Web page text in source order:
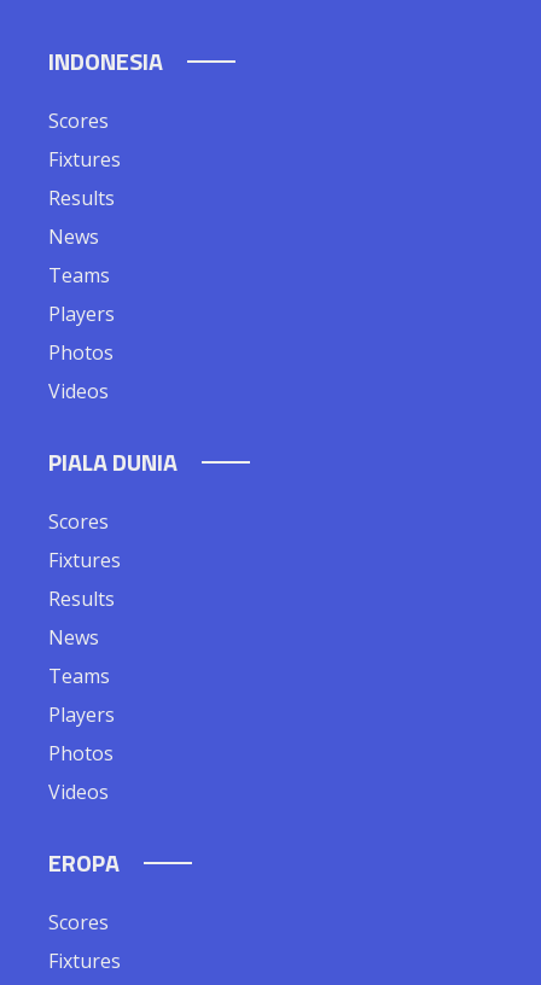
INDONESIA
Scores
Fixtures
Results
News
Teams
Players
Photos
Videos
PIALA DUNIA
Scores
Fixtures
Results
News
Teams
Players
Photos
Videos
EROPA
Scores
Fixtures